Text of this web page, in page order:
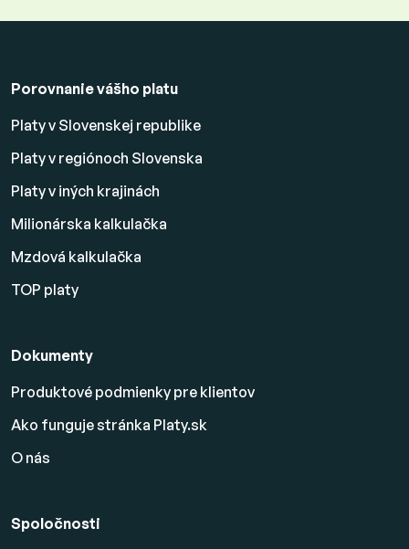
Porovnanie vášho platu
Platy v Slovenskej republike
Platy v regiónoch Slovenska
Platy v iných krajinách
Milionárska kalkulačka
Mzdová kalkulačka
TOP platy
Dokumenty
Produktové podmienky pre klientov
Ako funguje stránka Platy.sk
O nás
Spoločnosti